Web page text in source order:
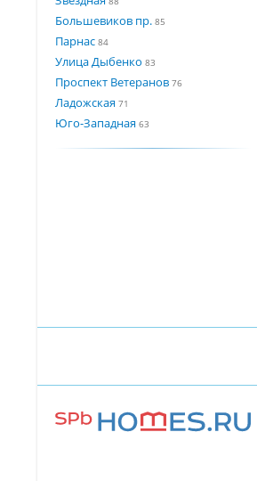
Большевиков пр. 85
Парнас 84
Улица Дыбенко 83
Проспект Ветеранов 76
Ладожская 71
Юго-Западная 63